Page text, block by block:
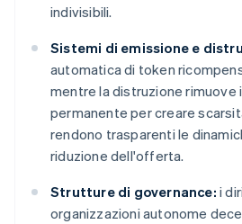
indivisibili.
Sistemi di emissione e
automatica di token
mentre la distruzione rimuove
permanente per creare
rendono trasparenti le
riduzione dell'offerta.
Strutture di governance: i
organizzazioni autonome